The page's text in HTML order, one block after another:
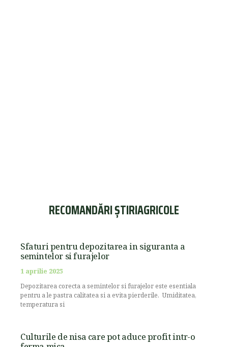
RECOMANDĂRI ȘTIRIAGRICOLE
Sfaturi pentru depozitarea in siguranta a
semintelor si furajelor
1 aprilie 2025
Depozitarea corecta a semintelor si furajelor este esentiala
pentru a le pastra calitatea si a evita pierderile. Umiditatea,
temperatura si
Culturile de nisa care pot aduce profit intr-o